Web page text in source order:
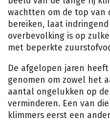
wachtten om de top van
bereiken, laat
overbevolking is op
met beperkte
De afgelopen jaren
genomen om zowel het
aantal ongelukken op
verminderen. Een van
klimmers eerst een